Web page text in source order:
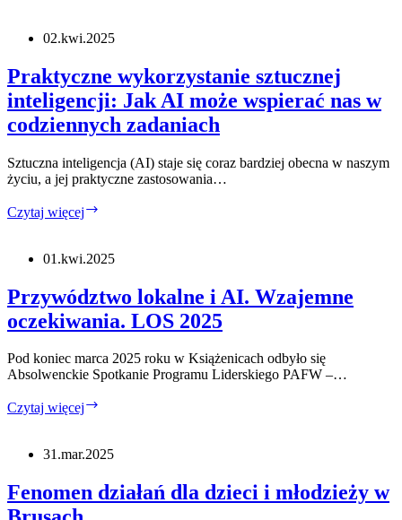
–
w
kulturze!
02.kwi.2025
Praktyczne wykorzystanie sztucznej
inteligencji: Jak AI może wspierać nas w
codziennych zadaniach
Sztuczna inteligencja (AI) staje się coraz bardziej obecna w naszym
życiu, a jej praktyczne zastosowania…
Czytaj więcej
inteligencji:
AI
może
wspierać
w
codziennych
zadaniach
01.kwi.2025
Przywództwo lokalne i AI. Wzajemne
oczekiwania. LOS 2025
Pod koniec marca 2025 roku w Książenicach odbyło się
Absolwenckie Spotkanie Programu Liderskiego PAFW –…
Czytaj więcej
AI.
oczekiwania.
LOS
31.mar.2025
Fenomen działań dla dzieci i młodzieży w